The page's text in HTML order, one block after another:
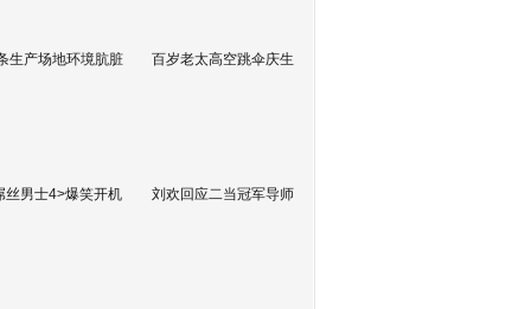
生产场地环境肮脏 百岁老太高空跳伞庆生
丝男士4>爆笑开机 刘欢回应二当冠军导师